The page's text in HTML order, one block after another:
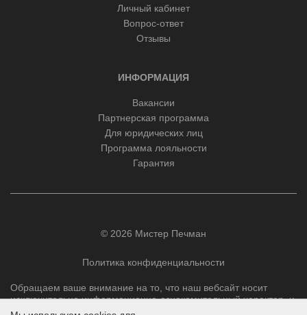
Личный кабинет
Вопрос-ответ
Отзывы
ИНФОРМАЦИЯ
Вакансии
Партнерская программа
Для юридических лиц
Программа лояльности
Гарантия
© 2026 Мистер Печман
Политика конфиденциальности
Обращаем ваше внимание на то, что наш вебсайт носит
исключительно информационно-ознакомительный характер, и
ни при каких условиях не является публичной офертой,